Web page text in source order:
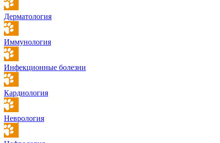
Дерматология
Иммунология
Инфекционные болезни
Кардиология
Неврология